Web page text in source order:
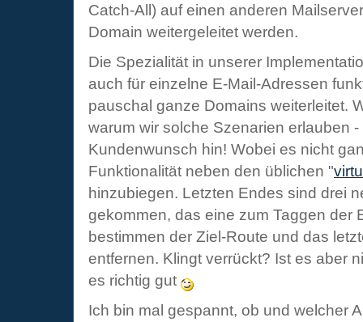
Catch-All) auf einen anderen
Domain weitergeleitet werden.
Die Spezialität in unserer
auch für einzelne E-Mail-Adressen
pauschal ganze Domains weiterleitet.
warum wir solche Szenarien erlauben
Kundenwunsch hin! Wobei es nicht
Funktionalität neben den üblichen "
hinzubiegen. Letzten Endes sind drei
gekommen, das eine zum Taggen der
bestimmen der Ziel-Route und das
entfernen. Klingt verrückt? Ist es aber
es richtig gut
Ich bin mal gespannt, ob und welcher